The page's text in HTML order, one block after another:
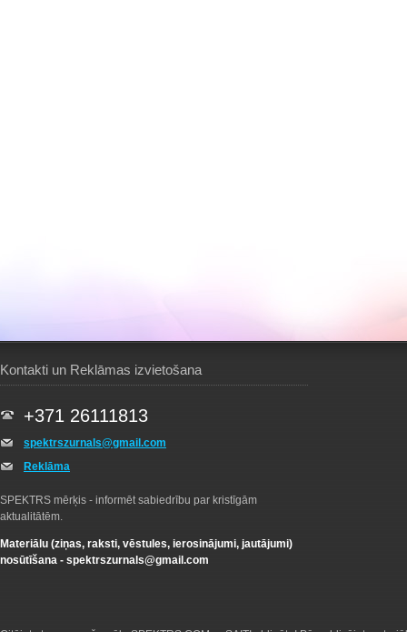
Kontakti un Reklāmas izvietošana
+371 26111813
spektrszurnals@gmail.com
Reklāma
SPEKTRS mērķis - informēt sabiedrību par kristīgām
aktualitātēm.
Materiālu (ziņas, raksti, vēstules, ierosinājumi, jautājumi)
nosūtīšana - spektrszurnals@gmail.com